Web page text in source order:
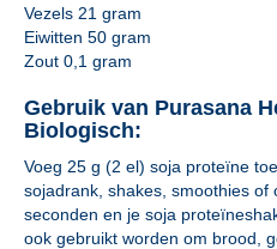
Vezels 21 gram
Eiwitten 50 gram
Zout 0,1 gram
Gebruik van Purasana
Biologisch:
Voeg 25 g (2 el) soja proteïne
sojadrank, shakes, smoothies of
seconden en je soja
ook gebruikt worden om brood,